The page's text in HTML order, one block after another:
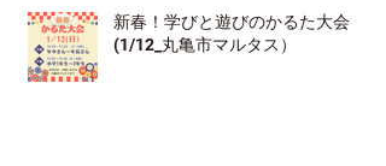
新春！学びと遊びのかるた大会
(1/12_丸亀市マルタス）